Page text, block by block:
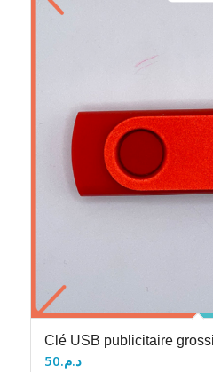
Clé USB publicitaire
د.م.50